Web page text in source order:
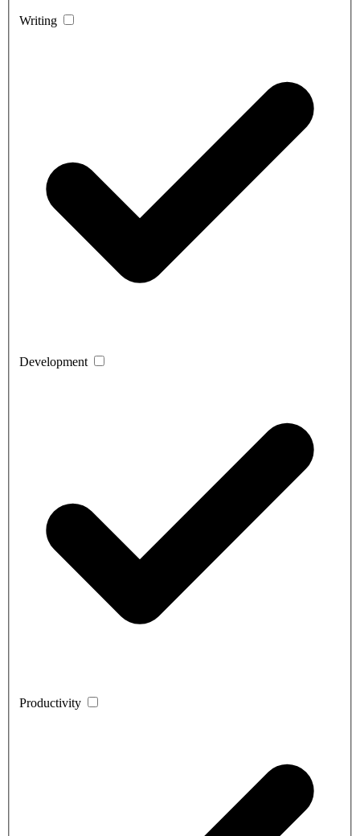
Writing
Development
Productivity